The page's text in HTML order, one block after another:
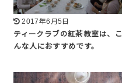
2017年6月5日
ティークラブの紅茶教室は、こ
んな人におすすめです。